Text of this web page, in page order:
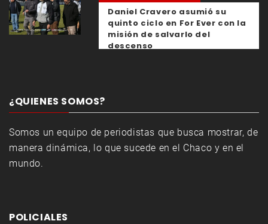
Daniel Cravero asumió su
quinto ciclo en For Ever con la
misión de salvarlo del
descenso
¿QUIENES SOMOS?
Somos un equipo de periodistas que busca mostrar, de
manera dinámica, lo que sucede en el Chaco y en el
mundo.
POLICIALES